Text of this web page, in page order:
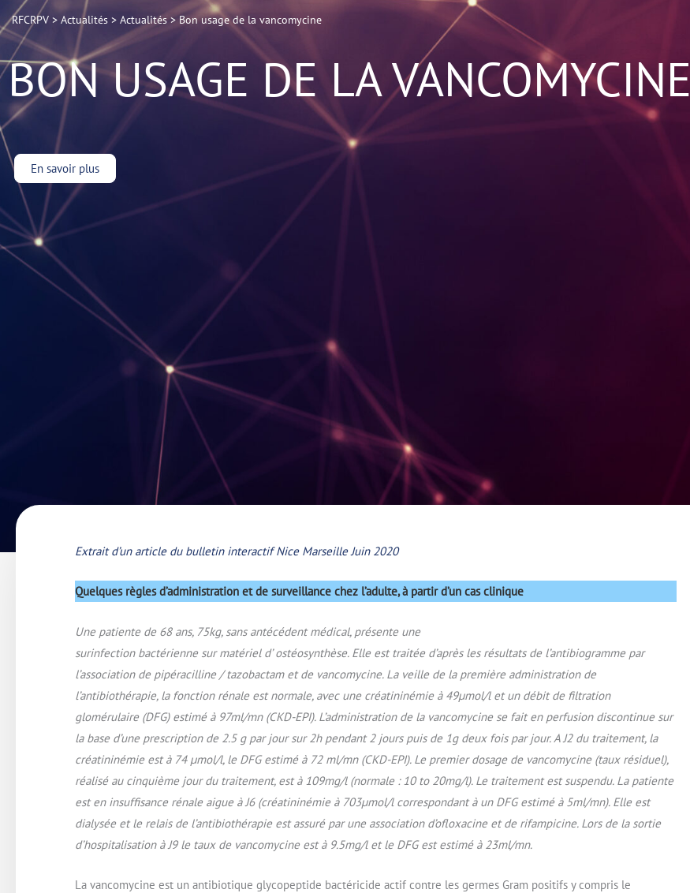
RFCRPV> Actualités> Actualités> Bon usage de la vancomycine
BON USAGE DE LA VANCOMYCINE
En savoir plus
Extrait d’un article du bulletin interactif Nice Marseille Juin 2020
Quelques règles d’administration et de surveillance chez l’adulte, à partir d’un cas clinique
Une patiente de 68 ans, 75kg, sans antécédent médical, présente une
surinfection bactérienne sur matériel d’ ostéosynthèse. Elle est traitée d’après les résultats de l’antibiogramme par
l’association de pipéracilline / tazobactam et de vancomycine. La veille de la première administration de
l’antibiothérapie, la fonction rénale est normale, avec une créatininémie à 49µmol/l et un débit de filtration
glomérulaire (DFG) estimé à 97ml/mn (CKD-EPI). L’administration de la vancomycine se fait en perfusion discontinue sur
la base d’une prescription de 2.5 g par jour sur 2h pendant 2 jours puis de 1g deux fois par jour. A J2 du traitement, la
créatininémie est à 74 µmol/l, le DFG estimé à 72 ml/mn (CKD-EPI). Le premier dosage de vancomycine (taux résiduel),
réalisé au cinquième jour du traitement, est à 109mg/l (normale : 10 to 20mg/l). Le traitement est suspendu. La patiente
est en insuffisance rénale aigue à J6 (créatininémie à 703µmol/l correspondant à un DFG estimé à 5ml/mn). Elle est
dialysée et le relais de l’antibiothérapie est assuré par une association d’ofloxacine et de rifampicine. Lors de la sortie
d’hospitalisation à J9 le taux de vancomycine est à 9.5mg/l et le DFG est estimé à 23ml/mn.
La vancomycine est un antibiotique glycopeptide bactéricide actif contre les germes Gram positifs y compris le